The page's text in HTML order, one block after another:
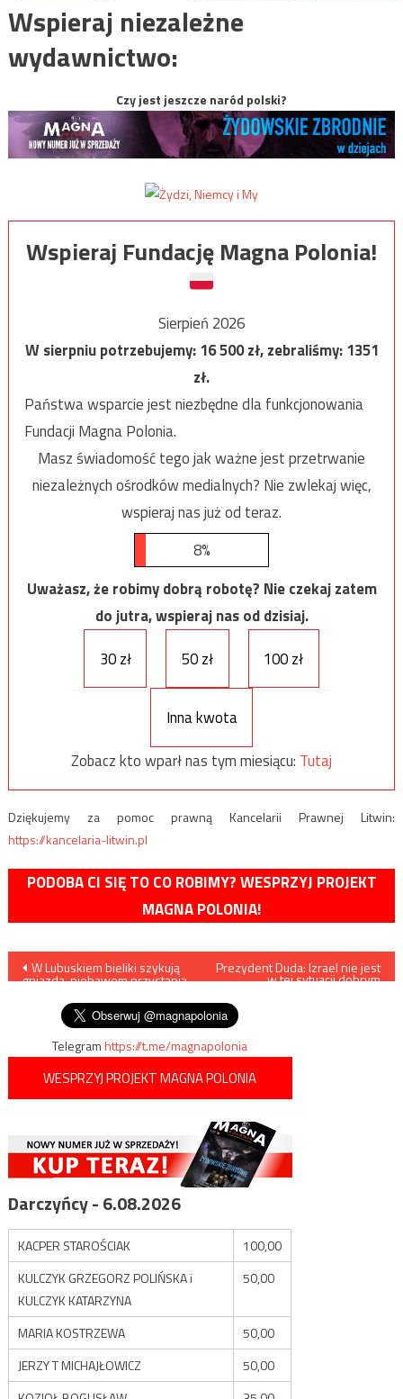
Wspieraj niezależne
wydawnictwo:
Czy jest jeszcze naród polski?
Wspieraj Fundację Magna Polonia!
Sierpień 2026
W sierpniu potrzebujemy:16 500zł, zebraliśmy:1351
zł.
Państwa wsparcie jest niezbędne dla funkcjonowania
Fundacji Magna Polonia.
Masz świadomość tego jak ważne jest przetrwanie
niezależnych ośrodków medialnych? Nie zwlekaj więc,
wspieraj nas już od teraz.
8%
Uważasz, że robimy dobrą robotę? Nie czekaj zatem
do jutra, wspieraj nas od dzisiaj.
30 zł
50 zł 100 zł
Inna kwota
Zobacz kto wparł nas tym miesiącu: Tutaj
Dziękujemy za pomoc prawną Kancelarii Prawnej Litwin:
https://kancelaria-litwin.pl
PODOBA CI SIĘ TO CO ROBIMY? WESPRZYJ PROJEKT
MAGNA POLONIA!
Nawigacja
wpisu
W Lubuskiem bieliki szykują
gniazda, niebawem przystąpią
Prezydent Duda: Izrael nie jest
w tej sytuacji dobrym
Telegramhttps://t.me/magnapolonia
WESPRZYJ PROJEKT MAGNA POLONIA
Darczyńcy - 6.08.2026
KACPER STAROŚCIAK
100,00
KULCZYK GRZEGORZ POLIŃSKA i
KULCZYK KATARZYNA
50,00
MARIA KOSTRZEWA
50,00
JERZY T MICHAJŁOWICZ
50,00